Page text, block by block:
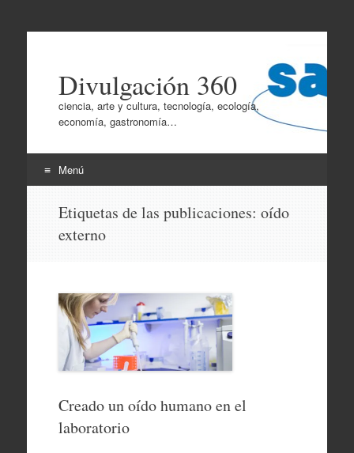
Divulgación 360
ciencia, arte y cultura, tecnología, ecología,
economía, gastronomía…
Menú
contenido
Etiquetas de las publicaciones: oído
externo
Creado un oído humano en el
laboratorio